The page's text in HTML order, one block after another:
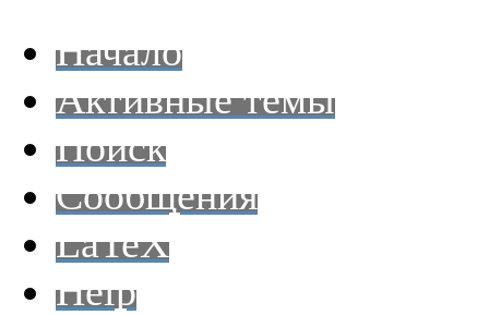
Начало
Активные темы
Поиск
Сообщения
LaTeX
Help